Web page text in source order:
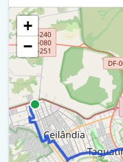
Via Nm3 - Qnp /
Via Nm3 / Ra Ix
Via Nm3 - Qnp / Ra
Balão - Via Nm3 /
Via P2 Norte / Ra Ix
Via P2 Norte / Ra
+
−